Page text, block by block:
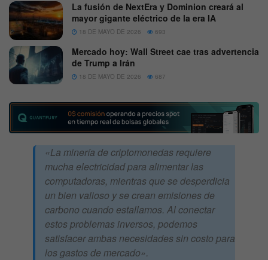
La fusión de NextEra y Dominion creará al
mayor gigante eléctrico de la era IA
18 DE MAYO DE 2026 693
Mercado hoy: Wall Street cae tras advertencia
de Trump a Irán
18 DE MAYO DE 2026 687
«La minería de criptomonedas requiere
mucha electricidad para alimentar las
computadoras, mientras que se desperdicia
un bien valioso y se crean emisiones de
carbono cuando estallamos. Al conectar
estos problemas inversos, podemos
satisfacer ambas necesidades sin costo para
los gastos de mercado».